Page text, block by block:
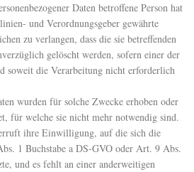
Daten betroffene Person hat
und Verordnungsgeber gewährte
zu verlangen, dass die sie betreffenden
gelöscht werden, sofern einer der
soweit die Verarbeitung nicht erforderlich
wurden für solche Zwecke erhoben oder
für welche sie nicht mehr notwendig sind.
ihre Einwilligung, auf die sich die
1 Buchstabe a DS-GVO oder Art. 9 Abs.
und es fehlt an einer anderweitigen